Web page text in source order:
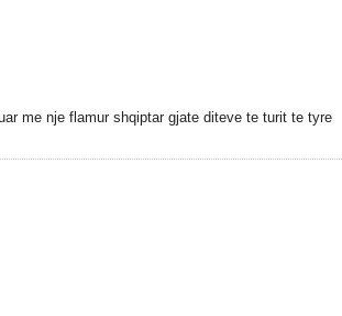
me nje flamur shqiptar gjate diteve te turit te tyre